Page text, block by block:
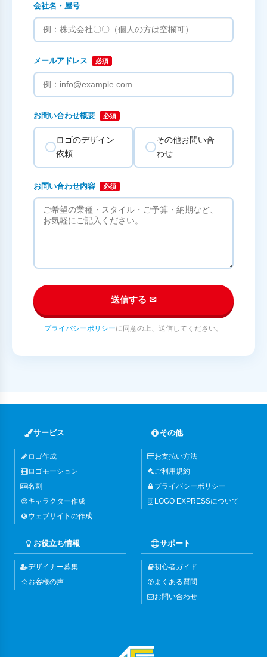
会社名・屋号
メールアドレス 必須
お問い合わせ概要 必須
ロゴのデザイン
依頼
その他お問い合
わせ
お問い合わせ内容 必須
送信する ✉
プライバシーポリシーに同意の上、送信してください。
サービス
ロゴ作成
ロゴモーション
名刺
キャラクター作成
ウェブサイトの作成
その他
お支払い方法
ご利用規約
プライバシーポリシー
LOGO EXPRESSについて
お役立ち情報
デザイナー募集
お客様の声
サポート
初心者ガイド
よくある質問
お問い合わせ